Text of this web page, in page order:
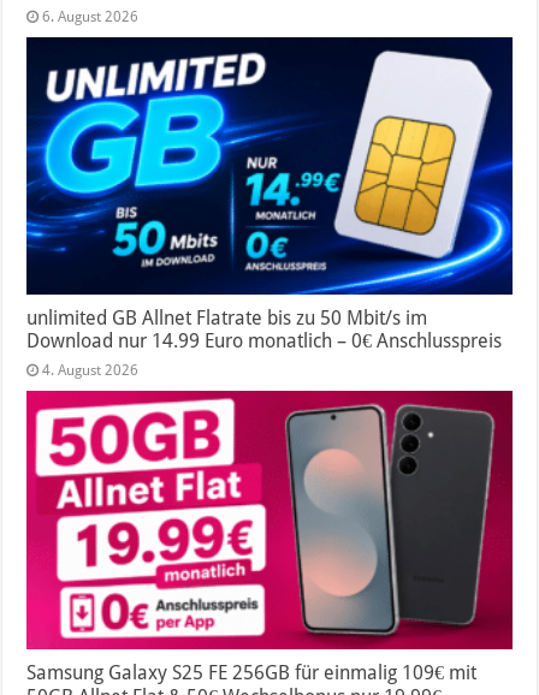
6. August 2026
unlimited GB Allnet Flatrate bis zu 50 Mbit/s im
Download nur 14.99 Euro monatlich – 0€ Anschlusspreis
4. August 2026
Samsung Galaxy S25 FE 256GB für einmalig 109€ mit